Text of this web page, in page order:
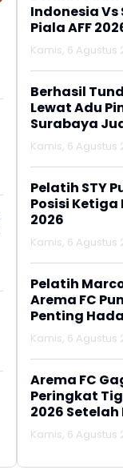
Indonesia
Piala AFF
Kamis, 6 Agustus
Berhasil
Lewat Adu
Surabaya
2026
Kamis, 6 Agustus
Pelatih STY
Posisi Ketiga
2026
Kamis, 6 Agustus
Pelatih
Arema FC
Penting
Kamis, 6 Agustus
Arema FC
Peringkat
2026
Persija
Kamis, 6 Agustus